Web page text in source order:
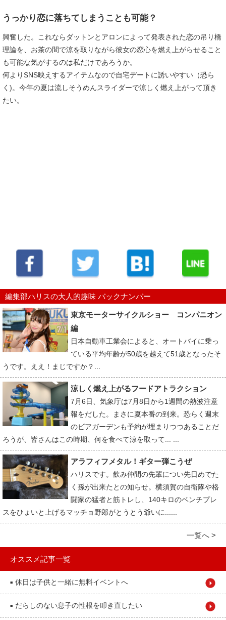
うっかり恋に落ちてしまうことも可能？
興奮した。これならダットンとアロンによって発表された恋の吊り橋
理論を、お茶の間で涼を取りながら彼女の恋心を燃え上がらせること
も可能な気がするのは私だけであろうか。
何よりSNS映えするアイテムなので自宅デートに誘いやすい（恐ら
く)。今年の夏は流しそうめんスライダーで涼しく燃え上がって頂き
たい。
編集部ハリスの大人的趣味 バックナンバー
東京モーターサイクルショー コンパニオン
編
日本自動車工業会によると、オートバイに乗っ
ている平均年齢が50歳を越えて51歳となったそ
うです。ええ！まじですか？...
涼しく燃え上がるフードアトラクション
7月6日、気象庁は7月8日から1週間の熱波注意
報をだした。まさに夏本番の到来。恐らく週末
のビアガーデンも予約が埋まりつつあることだ
ろうが、皆さんはこの時期、何を食べて涼を取って... ...
アラフィフメタル！ギター弾こうぜ
ハリスです。飲み仲間の先輩につい先日めでた
く孫が出来たとの知らせ。横須賀の自衛隊や格
闘家の猛者と筋トレし、140キロのベンチプレ
スをひょいと上げるマッチョ野郎がとうとう爺いに......
一覧へ >
オススメ記事一覧
■ 休日は子供と一緒に無料イベントへ
■ だらしのない息子の性根を叩き直したい